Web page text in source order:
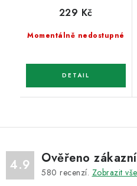
Momentálně nedostupné
229 Kč
4.9 Ověřeno
580 recenzí. Zobrazit